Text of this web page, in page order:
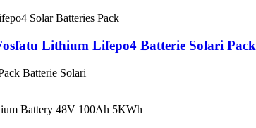
Lithium Lifepo4 Batterie Solari Pack
Batterie Solari